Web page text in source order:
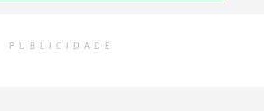
PUBLICIDADE